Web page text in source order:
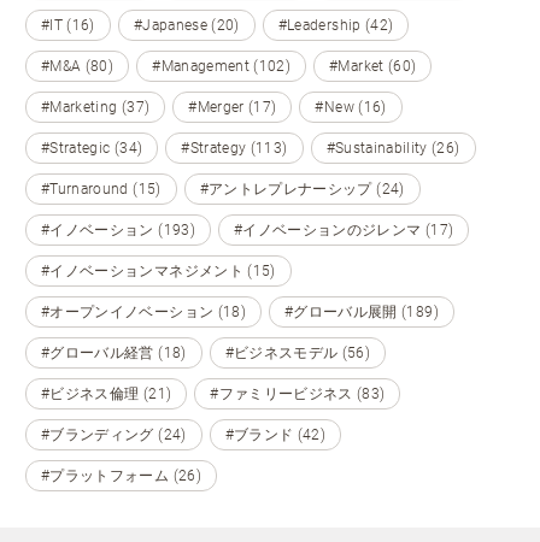
#IT (16) #Japanese (20) #Leadership (42)
#M&A (80) #Management (102) #Market (60)
#Marketing (37) #Merger (17) #New (16)
#Strategic (34) #Strategy (113) #Sustainability (26)
#Turnaround (15) #アントレプレナーシップ (24)
#イノベーション (193) #イノベーションのジレンマ (17)
#イノベーションマネジメント (15)
#オープンイノベーション (18) #グローバル展開 (189)
#グローバル経営 (18) #ビジネスモデル (56)
#ビジネス倫理 (21) #ファミリービジネス (83)
#ブランディング (24) #ブランド (42)
#プラットフォーム (26)